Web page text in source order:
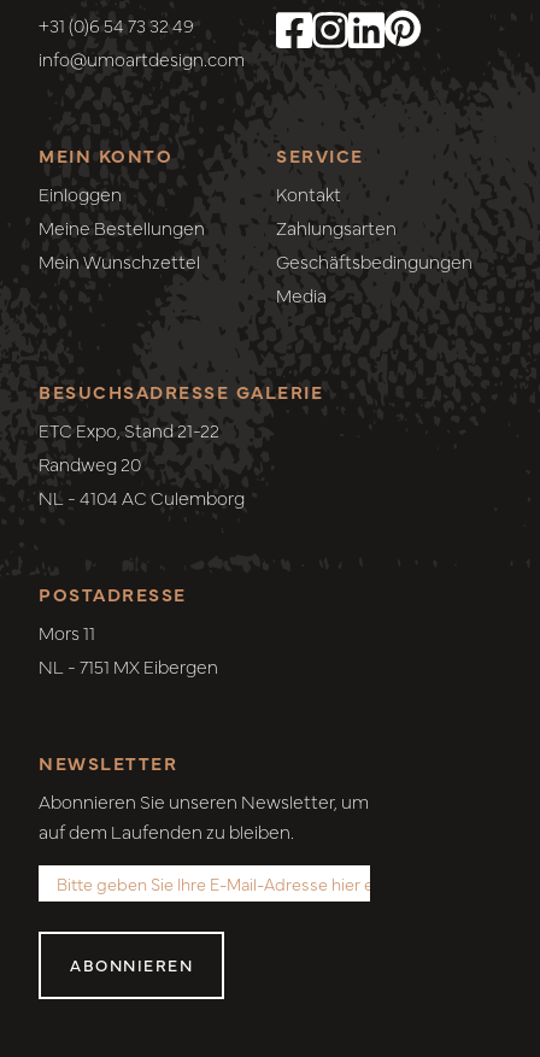
+31 (0)6 54 73 32 49
info@umoartdesign.com
MEIN KONTO
Einloggen
Meine Bestellungen
Mein Wunschzettel
SERVICE
Kontakt
Zahlungsarten
Geschäftsbedingungen
Media
POSTADRESSE
Mors 11
NL - 7151 MX Eibergen
BESUCHSADRESSE GALERIE
ETC Expo, Stand 21-22
Randweg 20
NL - 4104 AC Culemborg
NEWSLETTER
Abonnieren Sie unseren Newsletter, um
auf dem Laufenden zu bleiben.
ABONNIEREN